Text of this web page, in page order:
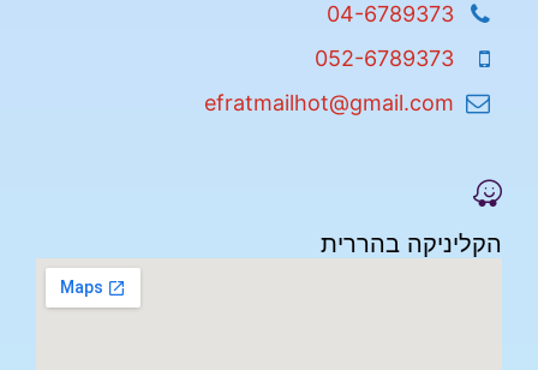
04-6789373
052-6789373
efratmailhot@gmail.com
הקליניקה בהררית